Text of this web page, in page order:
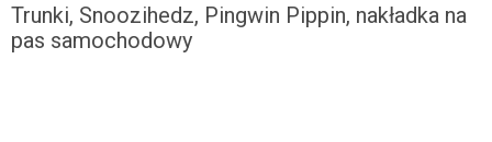
Trunki, Snoozihedz, Pingwin Pippin, nakładka na
pas samochodowy